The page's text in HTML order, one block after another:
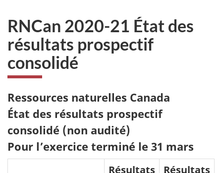
RNCan 2020-21 État des
résultats prospectif
consolidé
Ressources naturelles Canada
État des résultats prospectif
consolidé (non audité)
Pour l’exercice terminé le 31 mars
Résultats
Résultats